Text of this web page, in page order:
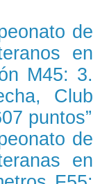
de
en
M45: 3.
Club
puntos”
de
en